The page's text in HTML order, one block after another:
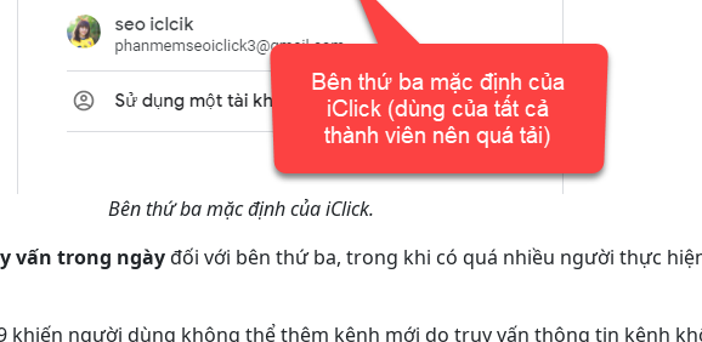
Bên thứ ba mặc định của iClick.
vấn trong ngàyđối với bên thứ ba, trong khi có quá nhiều người thực
khiến người dùng không thể thêm kênh mới do truy vấn thông tin kênh